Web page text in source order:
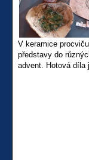
V keramice
představy do
advent. Hotová díla